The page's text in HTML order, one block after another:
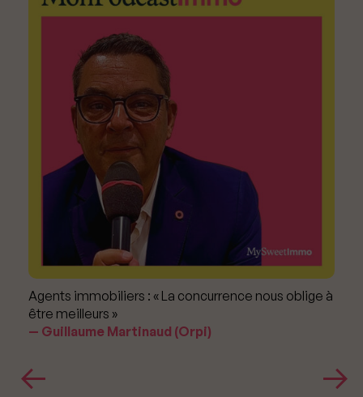
Agents immobiliers : « La concurrence nous oblige à
être meilleurs »
Guillaume Martinaud (Orpi)